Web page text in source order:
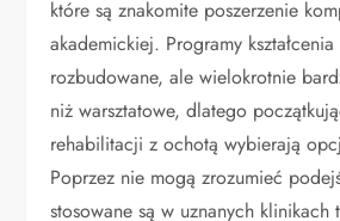
które są znakomite poszerzenie
akademickiej. Programy
rozbudowane, ale wielokrotnie
niż warsztatowe, dlatego
rehabilitacji z ochotą wybierają
Poprzez nie mogą zrozumieć
stosowane są w uznanych klinikach